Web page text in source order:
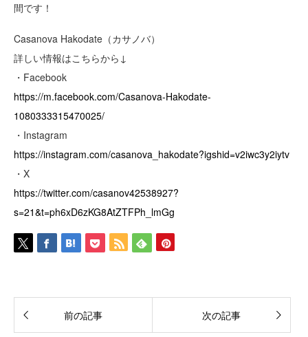
間です！
Casanova Hakodate（カサノバ）
詳しい情報はこちらから↓
・Facebook
https://m.facebook.com/Casanova-Hakodate-
1080333315470025/
・Instagram
https://instagram.com/casanova_hakodate?igshid=v2iwc3y2iytv
・X
https://twitter.com/casanov42538927?
s=21&t=ph6xD6zKG8AtZTFPh_lmGg
前の記事 次の記事